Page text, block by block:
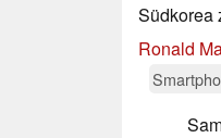
Südkorea
Ronald